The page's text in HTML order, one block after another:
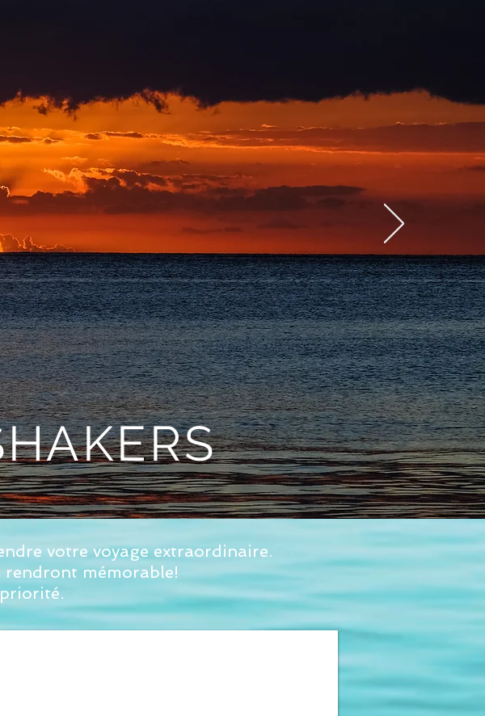
votre voyage extraordinaire.
rendront mémorable!